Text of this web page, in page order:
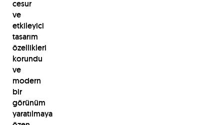
cesur
ve
etkileyici
tasarım
özellikleri
korundu
ve
modern
bir
görünüm
yaratılmaya